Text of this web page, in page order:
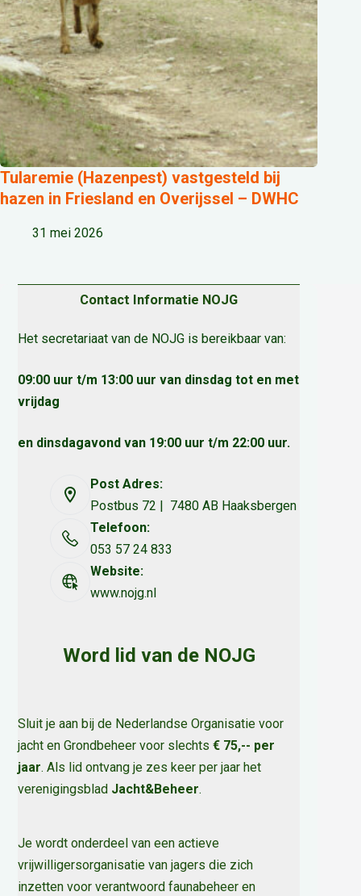
Tularemie (Hazenpest) vastgesteld bij
hazen in Friesland en Overijssel – DWHC
31 mei 2026
Contact Informatie NOJG
Het secretariaat van de NOJG is bereikbaar van:
09:00 uur t/m 13:00 uur van dinsdag tot en met
vrijdag
en dinsdagavond van 19:00 uur t/m 22:00 uur.
Post Adres:
Postbus 72 | 7480 AB Haaksbergen
Telefoon:
053 57 24 833
Website:
www.nojg.nl
Word lid van de NOJG
Sluit je aan bij de Nederlandse Organisatie voor
jacht en Grondbeheer voor slechts€ 75,-- per
jaar. Als lid ontvang je zes keer per jaar het
verenigingsblad Jacht&Beheer.
Je wordt onderdeel van een actieve
vrijwilligersorganisatie van jagers die zich
inzetten voor verantwoord faunabeheer en